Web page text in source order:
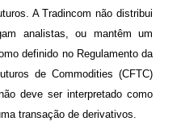
A Tradincom não distribui
analistas, ou mantêm um
definido no Regulamento da
de Commodities (CFTC)
deve ser interpretado como
transação de derivativos.